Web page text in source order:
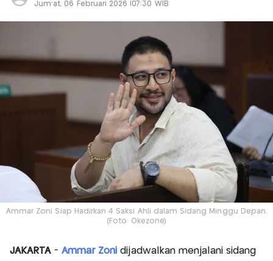
Jum'at, 06 Februari 2026 |07:30 WIB
Ammar Zoni Siap Hadirkan 4 Saksi Ahli dalam Sidang Minggu Depan.
(Foto: Okezone)
JAKARTA- Ammar Zoni dijadwalkan menjalani sidang